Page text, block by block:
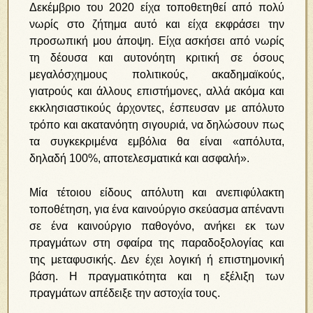
Δεκέμβριο του 2020 είχα τοποθετηθεί από πολύ
νωρίς στο ζήτημα αυτό και είχα εκφράσει την
προσωπική μου άποψη. Είχα ασκήσει από νωρίς
τη δέουσα και αυτονόητη κριτική σε όσους
μεγαλόσχημους πολιτικούς, ακαδημαϊκούς,
γιατρούς και άλλους επιστήμονες, αλλά ακόμα και
εκκλησιαστικούς άρχοντες, έσπευσαν με απόλυτο
τρόπο και ακατανόητη σιγουριά, να δηλώσουν πως
τα συγκεκριμένα εμβόλια θα είναι «απόλυτα,
δηλαδή 100%, αποτελεσματικά και ασφαλή».
Μία τέτοιου είδους απόλυτη και ανεπιφύλακτη
τοποθέτηση, για ένα καινούργιο σκεύασμα απέναντι
σε ένα καινούργιο παθογόνο, ανήκει εκ των
πραγμάτων στη σφαίρα της παραδοξολογίας και
της μεταφυσικής. Δεν έχει λογική ή επιστημονική
βάση. Η πραγματικότητα και η εξέλιξη των
πραγμάτων απέδειξε την αστοχία τους.